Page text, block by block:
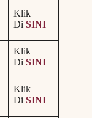
Klik
Di SINI
Klik
Di SINI
Klik
Di SINI